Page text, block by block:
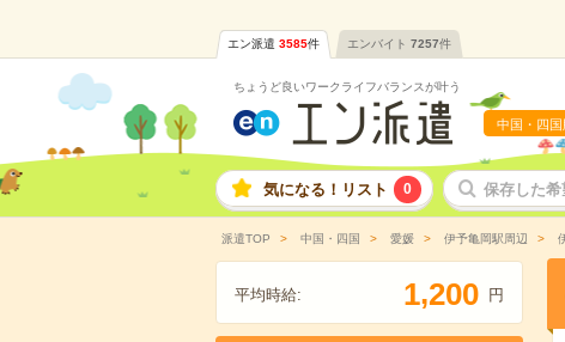
エン派遣 3585件 エンバイト 7257件
ちょうど良いワークライフバランスが叶う
中国・四国
気になる！リスト 0 保存した希
派遣TOP 中国・四国 愛媛 伊予亀岡駅周辺
平均時給: 1,200 円